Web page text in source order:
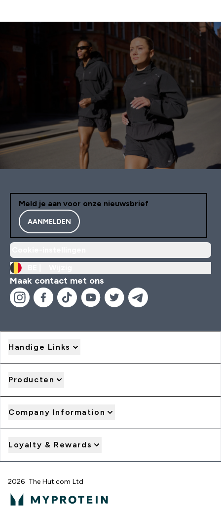
Meld je aan voor onze nieuwsbrief
AANMELDEN
Maak contact met ons
Handige Links
Producten
Company Information
Loyalty & Rewards
2026 The Hut.com Ltd